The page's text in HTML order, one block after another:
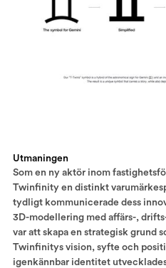
Utmaningen
Som en ny aktör inom
Twinfinity en distinkt
tydligt kommunicerade dess
3D-modellering med affärs-,
var att skapa en strategisk grund
Twinfinitys vision, syfte och
igenkännbar identitet